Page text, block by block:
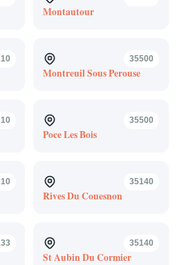
Montautour
35500
Montreuil Sous Perouse
35500
Poce Les Bois
35140
Rives Du Couesnon
35140
St Aubin Du Cormier